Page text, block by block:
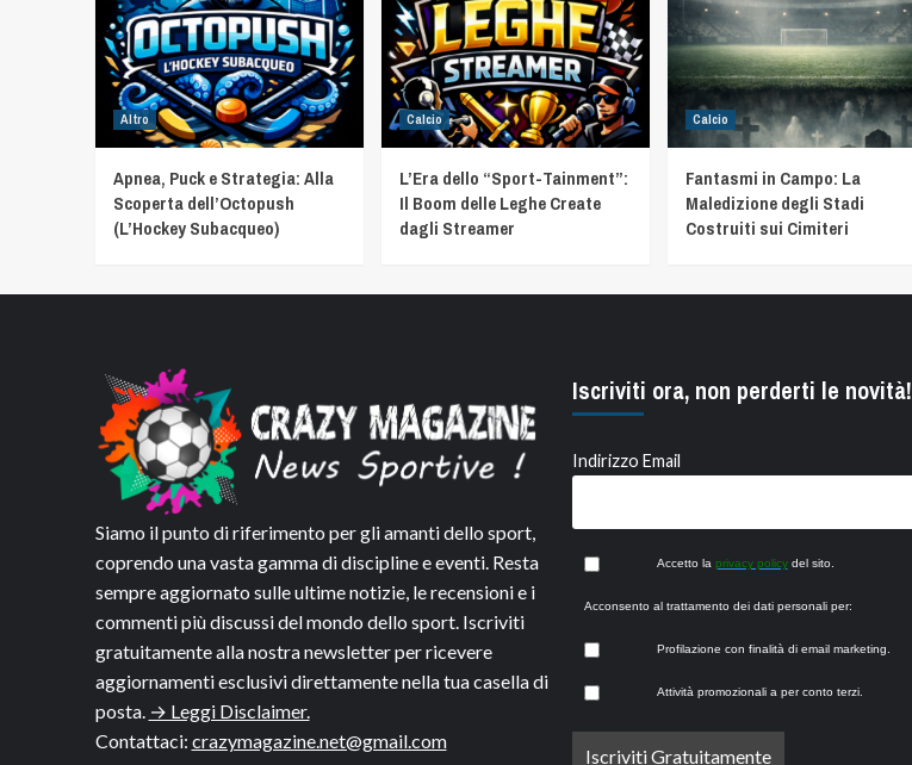
Altro
Apnea, Puck e Strategia: Alla
Scoperta dell’Octopush
(L’Hockey Subacqueo)
Calcio
L’Era dello “Sport-Tainment”:
Il Boom delle Leghe Create
dagli Streamer
Calcio
Fantasmi in Campo: La
Maledizione degli Stadi
Costruiti sui Cimiteri
Siamo il punto di riferimento per gli amanti dello sport,
coprendo una vasta gamma di discipline e eventi. Resta
sempre aggiornato sulle ultime notizie, le recensioni e i
commenti più discussi del mondo dello sport. Iscriviti
gratuitamente alla nostra newsletter per ricevere
aggiornamenti esclusivi direttamente nella tua casella di
posta. → Leggi Disclaimer.
Contattaci: crazymagazine.net@gmail.com
Iscriviti ora, non perderti le novità!
Indirizzo Email
Accetto la privacy policydel sito.
Acconsento al trattamento dei dati personali per:
Profilazione con finalità di email marketing.
Attività promozionali a per conto terzi.